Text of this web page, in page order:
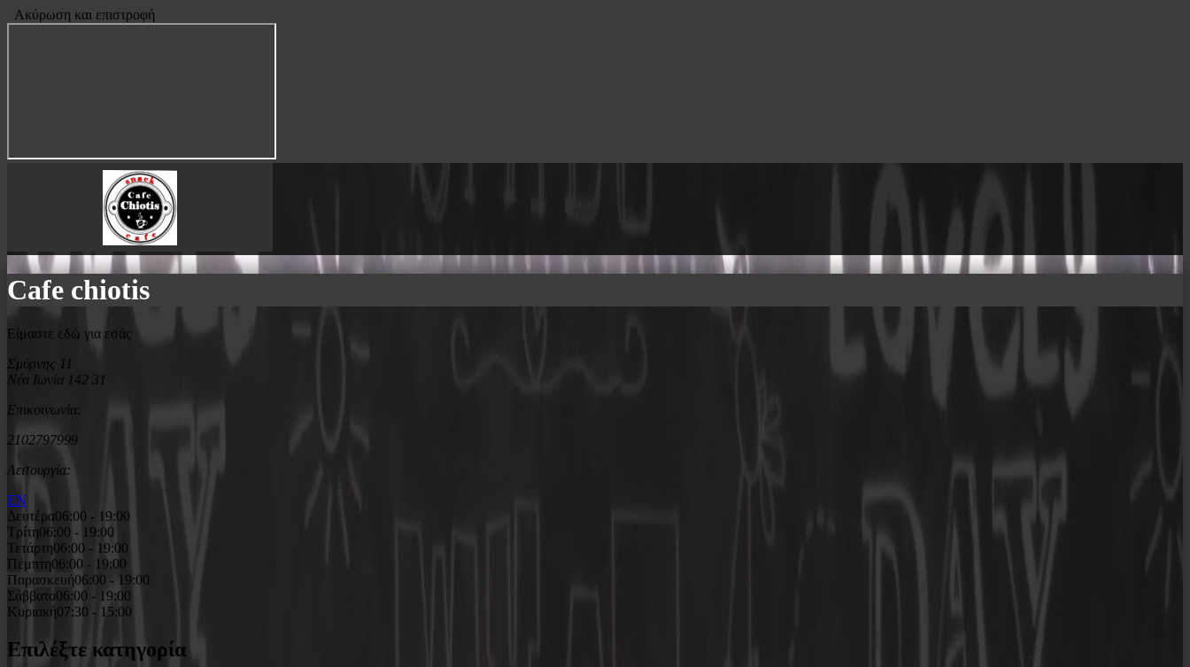
Ακύρωση και επιστροφή
Cafe chiotis
Είμαστε εδώ για εσάς
Σμύρνης 11
Νέα Ιωνία 142 31
Επικοινωνία:
2102797999
Λειτουργία:
EN
Δευτέρα06:00 - 19:00
Τρίτη06:00 - 19:00
Τετάρτη06:00 - 19:00
Πέμπτη06:00 - 19:00
Παρασκευή06:00 - 19:00
Σάββατο06:00 - 19:00
Κυριακή07:30 - 15:00
Επιλέξτε κατηγορία